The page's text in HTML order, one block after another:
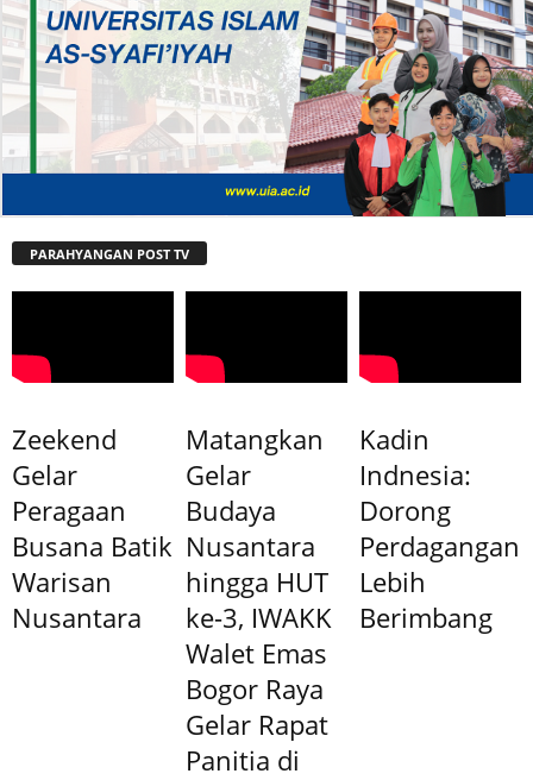
PARAHYANGAN POST TV
Zeekend
Gelar
Peragaan
Busana Batik
Warisan
Nusantara
Matangkan
Gelar
Budaya
Nusantara
hingga HUT
ke-3, IWAKK
Walet Emas
Bogor Raya
Gelar Rapat
Panitia di
Kadin
Indnesia:
Dorong
Perdagangan
Lebih
Berimbang